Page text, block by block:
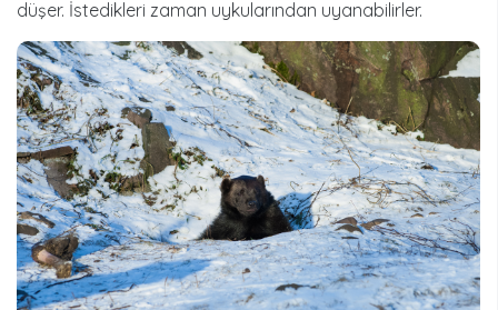
düşer. İstedikleri zaman uykularından uyanabilirler.